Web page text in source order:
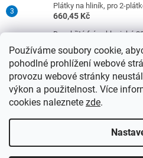
Používáme soubory cookie,
pohodlné prohlížení webové
provozu webové stránky
výkon a použitelnost. Více
cookies naleznete zde.
Plátky na hliník, pro 2-
660,45 Kč
Dvoubřitá fréza klasická
977,42 Kč
Jednobřitá fréza klasická;
753,27 Kč